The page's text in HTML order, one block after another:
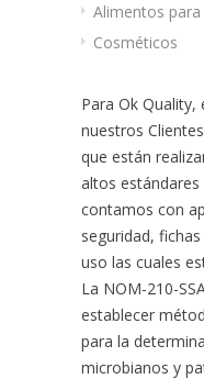
Alimentos
Cosméticos
Para Ok
nuestros
que están
altos estándares
contamos con
seguridad,
uso las cuales
La NOM-210-
establecer
para la
microbianos y